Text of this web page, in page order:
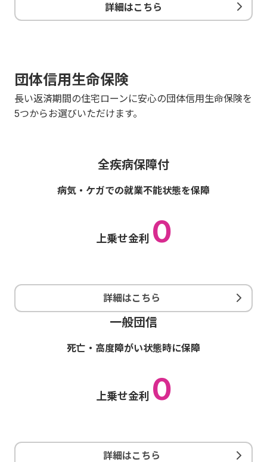
詳細はこちら
団体信用生命保険
長い返済期間の住宅ローンに安心の団体信用生命保険を
5つからお選びいただけます。
全疾病保障付
病気・ケガでの就業不能状態を保障
上乗せ金利 0
詳細はこちら
一般団信
死亡・高度障がい状態時に保障
上乗せ金利 0
詳細はこちら